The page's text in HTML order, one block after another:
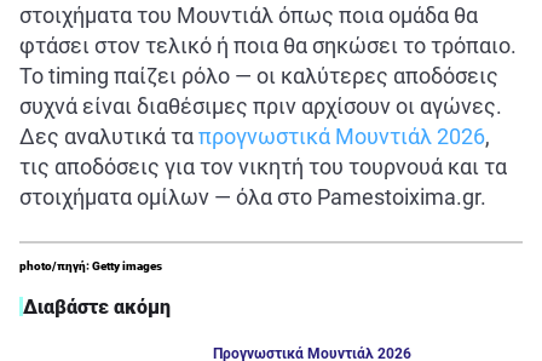
στοιχήματα του Μουντιάλ όπως ποια ομάδα θα
φτάσει στον τελικό ή ποια θα σηκώσει το τρόπαιο.
Το timing παίζει ρόλο — οι καλύτερες αποδόσεις
συχνά είναι διαθέσιμες πριν αρχίσουν οι αγώνες.
Δες αναλυτικά ταπρογνωστικά Μουντιάλ 2026,
τις αποδόσεις για τον νικητή του τουρνουά και τα
στοιχήματα ομίλων — όλα στο Pamestoixima.gr.
photo/πηγή: Getty images
Διαβάστε ακόμη
Προγνωστικά Μουντιάλ 2026